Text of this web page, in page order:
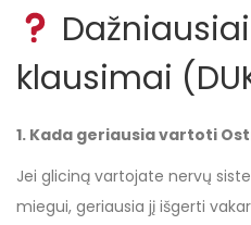
klausimai
1. Kada geriausia vartoti
Jei gliciną vartojate nervų
miegui, geriausia jį išgerti